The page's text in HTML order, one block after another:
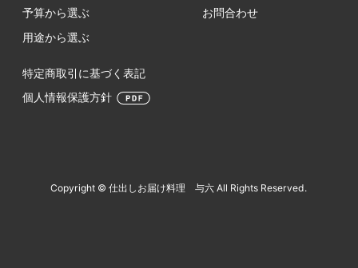
予算から選ぶ
用途から選ぶ
お問合わせ
特定商取引に基づく表記
個人情報保護方針
Copyright © 仕出しお届け料理 与六 All Rights Reserved.